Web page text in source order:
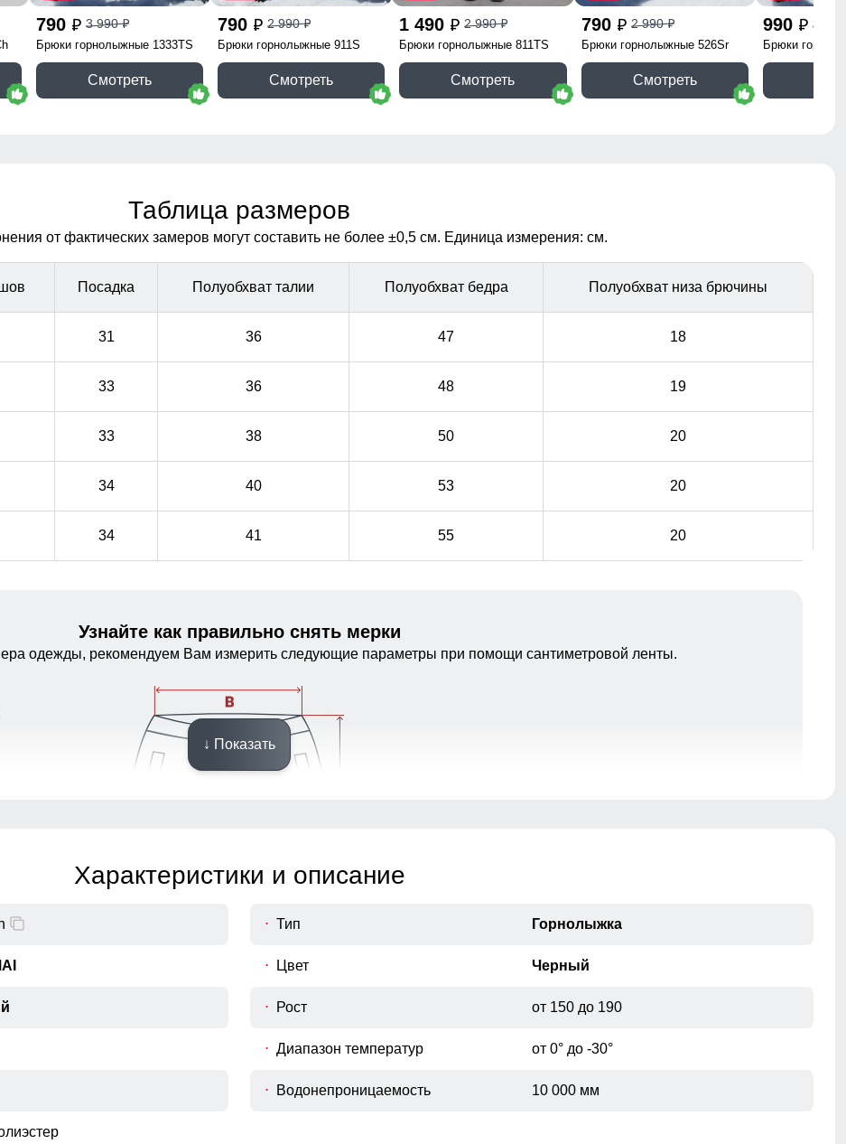
790 p 3 990p
Брюки горнолыжные 1333TS
Смотреть
790 p 2 990p
Брюки горнолыжные 911S
Смотреть
1 490 p 2 990p
Брюки горнолыжные 811TS
Смотреть
790 p 2 990p
Брюки горнолыжные 526Sr
Смотреть
990 p 2
Брюки
Таблица размеров
от фактических замеров могут составить не более ±0,5 см. Единица измерения: см.
Посадка Полуобхват талии Полуобхват бедра Полуобхват низа брючины
31 36 47 18
33 36 48 19
33 38 50 20
34 40 53 20
34 41 55 20
Узнайте как правильно снять мерки
одежды, рекомендуем Вам измерить следующие параметры при помощи сантиметровой ленты.
↓ Показать
Характеристики и описание
Тип Горнолыжка
Цвет Черный
Рост от 150 до 190
Диапазон температур от 0° до -30°
Водонепроницаемость 10 000 мм